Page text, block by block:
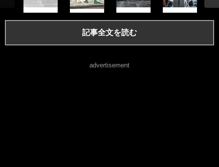
記事全文を読む
advertisement